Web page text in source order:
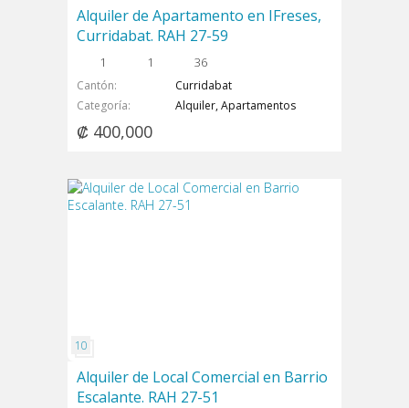
Alquiler de Apartamento en IFreses,
Curridabat. RAH 27-59
1 1 36
Cantón
Curridabat
Categoría
Alquiler, Apartamentos
₡ 400,000
Alquiler de Local Comercial en Barrio
Escalante. RAH 27-51